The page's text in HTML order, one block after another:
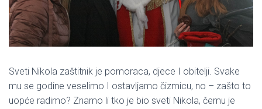
Sveti Nikola zaštitnik je pomoraca, djece I obitelji. Svake
mu se godine veselimo I ostavljamo čizmicu, no – zašto to
uopće radimo? Znamo li tko je bio sveti Nikola, čemu je